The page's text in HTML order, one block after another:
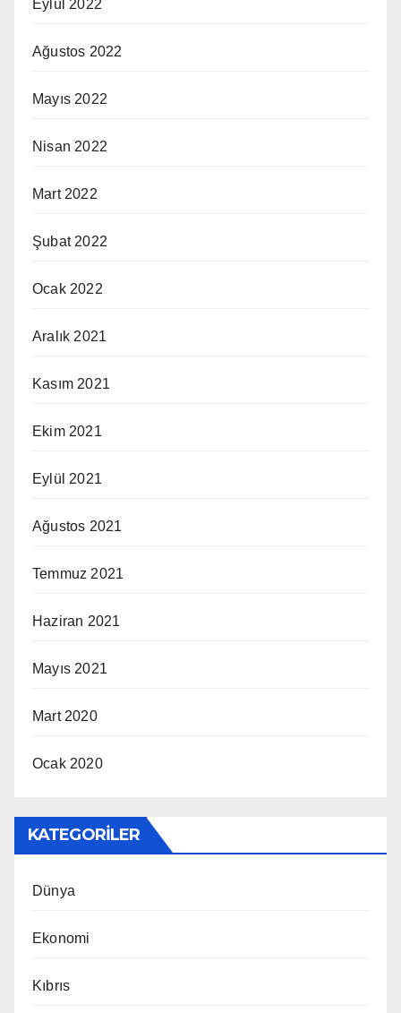
Eylül 2022
Ağustos 2022
Mayıs 2022
Nisan 2022
Mart 2022
Şubat 2022
Ocak 2022
Aralık 2021
Kasım 2021
Ekim 2021
Eylül 2021
Ağustos 2021
Temmuz 2021
Haziran 2021
Mayıs 2021
Mart 2020
Ocak 2020
KATEGORILER
Dünya
Ekonomi
Kıbrıs